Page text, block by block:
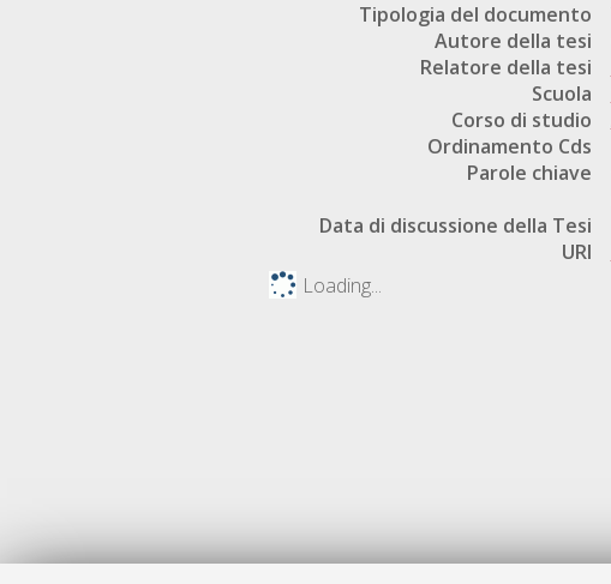
Tipologia del documento
Autore della tesi
Relatore della tesi
Scuola
Corso di studio
Ordinamento Cds
Parole chiave
Data di discussione della Tesi
URI
Loading...